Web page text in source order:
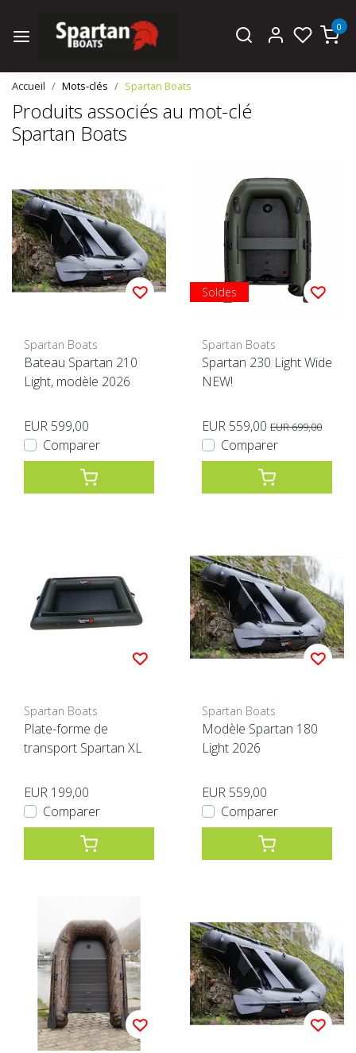
0
Accueil Mots-clés Spartan Boats
Produits associés au mot-clé
Spartan Boats
Spartan Boats
Bateau Spartan 210
Light, modèle 2026
EUR 599,00
Comparer
Soldes
Spartan Boats
Spartan 230 Light Wide
NEW!
EUR 559,00 EUR 699,00
Comparer
Spartan Boats
Plate-forme de
transport Spartan XL
EUR 199,00
Comparer
Spartan Boats
Modèle Spartan 180
Light 2026
EUR 559,00
Comparer